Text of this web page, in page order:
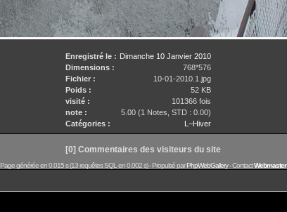
Enregistré le : Dimanche 10 Janvier 2010
Dimensions :
768*576
Fichier :
10-01-2010.1.jpg
Poids :
52 KB
visité :
101366 fois
note :
5.00 (1 Notes, STD : 0.00)
Catégories :
L−Hiver
[0] Commentaires des visiteurs du site
Page générée en 0.015 s (13 requêtes SQL en 0.002 s) -Propulsé parPhpWebGallery- ContactWebmaster